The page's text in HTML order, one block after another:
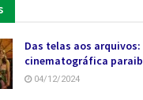
Das telas aos
cinematográfica
04/12/2024